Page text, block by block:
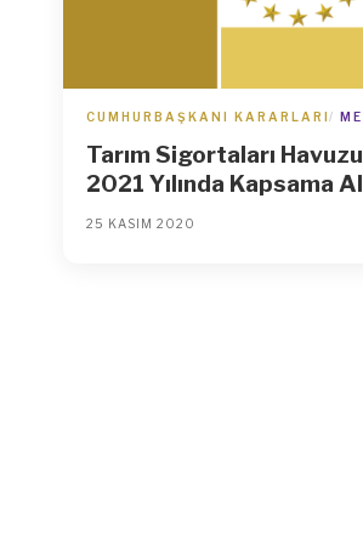
CUMHURBAŞKANI KARARLARI
Tarım Sigortaları
2021 Yılında Kapsama
Riskler, Ürünler ve
25 KASIM 2020